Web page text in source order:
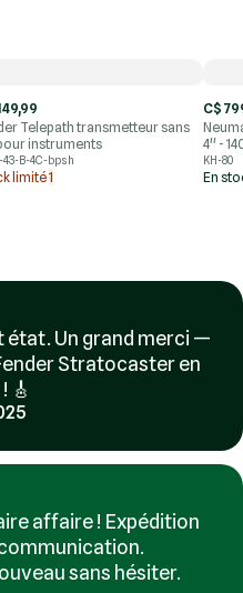
Telepath transmetteur sans
instruments
43-B-4C-bpsh
limité1
C$
4'' -
KH-80
En
état. Un grand merci —
Stratocaster en
🎸
affaire ! Expédition
sans hésiter.